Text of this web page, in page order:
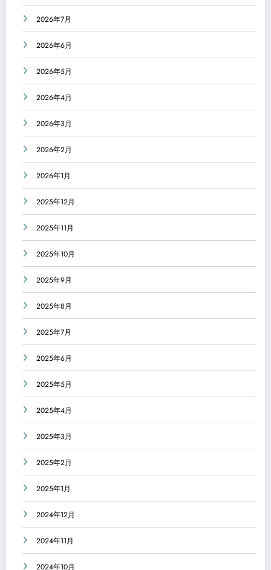
2026年7月
2026年6月
2026年5月
2026年4月
2026年3月
2026年2月
2026年1月
2025年12月
2025年11月
2025年10月
2025年9月
2025年8月
2025年7月
2025年6月
2025年5月
2025年4月
2025年3月
2025年2月
2025年1月
2024年12月
2024年11月
2024年10月